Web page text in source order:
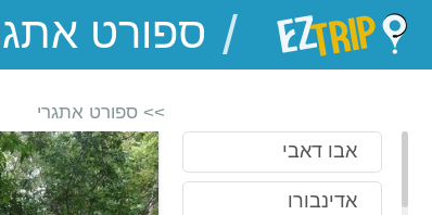
EZTrip
/
אבו דאבי
אדינבורו
>> ספורט אתגרי